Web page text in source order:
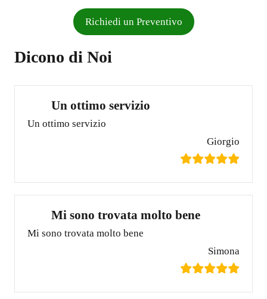
Richiedi un Preventivo
Dicono di Noi
Un ottimo servizio
Un ottimo servizio
Giorgio
Mi sono trovata molto bene
Mi sono trovata molto bene
Simona